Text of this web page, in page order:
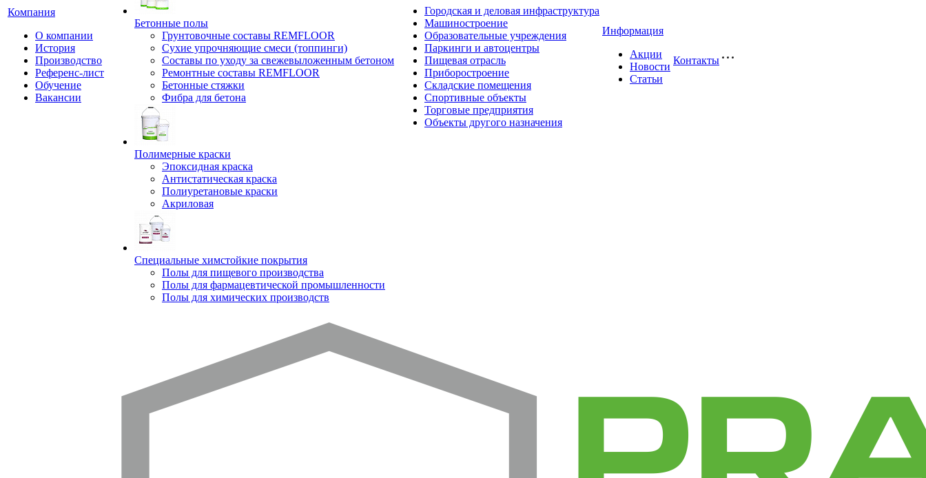
Компания
О компании
История
Производство
Референс-лист
Обучение
Вакансии
Бетонные полы
Грунтовочные составы REMFLOOR
Сухие упрочняющие смеси (топпинги)
Составы по уходу за свежевыложенным бетоном
Ремонтные составы REMFLOOR
Бетонные стяжки
Фибра для бетона
Полимерные краски
Эпоксидная краска
Антистатическая краска
Полиуретановые краски
Акриловая
Специальные химстойкие покрытия
Полы для пищевого производства
Полы для фармацевтической промышленности
Полы для химических производств
Городская и деловая инфраструктура
Машиностроение
Образовательные учреждения
Паркинги и автоцентры
Пищевая отрасль
Приборостроение
Складские помещения
Спортивные объекты
Торговые предприятия
Объекты другого назначения
Информация
Акции
Новости
Статьи
Контакты